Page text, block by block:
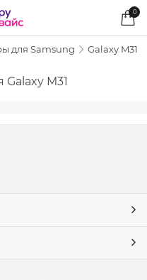
0
для Samsung Galaxy M31
M31